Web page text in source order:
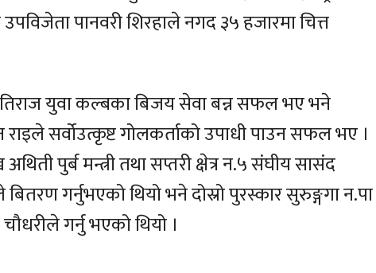
पानवरी शिरहाले नगद ३५ हजारमा चित्त
युवा कल्बका बिजय सेवा बन्न सफल भए भने
सर्वोउत्कृष्ट गोलकर्ताको उपाधी पाउन सफल भए ।
पुर्ब मन्त्री तथा सप्तरी क्षेत्र न.५ संघीय सासंद
गर्नुभएको थियो भने दोस्रो पुरस्कार सुरुङ्गगा न.पा
गर्नु भएको थियो ।